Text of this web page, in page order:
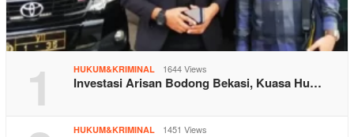
1 HUKUM&KRIMINAL 1644 Views
Investasi Arisan Bodong Bekasi, Kuasa Hu…
HUKUM&KRIMINAL 1451 Views